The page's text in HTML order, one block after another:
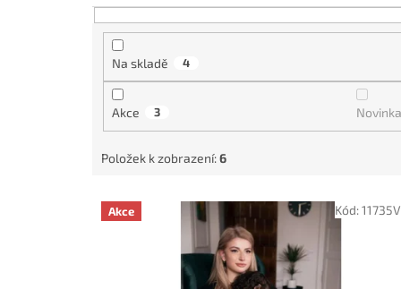
r
Na skladě 4
Akce 3 Novinka
Položek k zobrazení:6
V Akce Kód: